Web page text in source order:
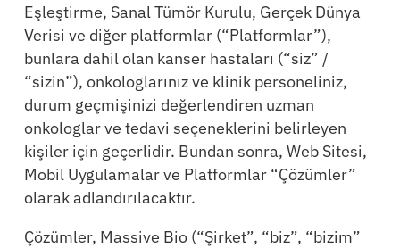
Eşleştirme, Sanal Tümör Kurulu, Gerçek Dünya
Verisi ve diğer platformlar (“Platformlar”),
bunlara dahil olan kanser hastaları (“siz” /
“sizin”), onkologlarınız ve klinik personeliniz,
durum geçmişinizi değerlendiren uzman
onkologlar ve tedavi seçeneklerini belirleyen
kişiler için geçerlidir. Bundan sonra, Web Sitesi,
Mobil Uygulamalar ve Platformlar “Çözümler”
olarak adlandırılacaktır.
Çözümler, Massive Bio (“Şirket”, “biz”, “bizim”